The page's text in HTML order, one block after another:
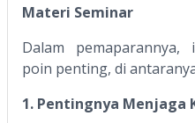
Materi Seminar
Dalam pemaparannya,
poin penting, di
1. Pentingnya Menjaga